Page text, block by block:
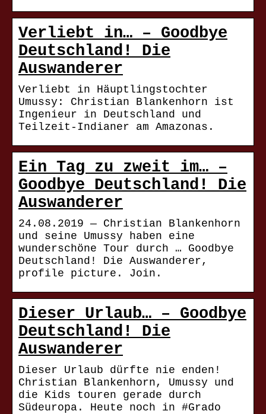
Verliebt in… – Goodbye
Deutschland! Die
Auswanderer
Verliebt in Häuptlingstochter
Umussy: Christian Blankenhorn ist
Ingenieur in Deutschland und
Teilzeit-Indianer am Amazonas.
Ein Tag zu zweit im… –
Goodbye Deutschland! Die
Auswanderer
24.08.2019 — Christian Blankenhorn
und seine Umussy haben eine
wunderschöne Tour durch … Goodbye
Deutschland! Die Auswanderer,
profile picture. Join.
Dieser Urlaub… – Goodbye
Deutschland! Die
Auswanderer
Dieser Urlaub dürfte nie enden!
Christian Blankenhorn, Umussy und
die Kids touren gerade durch
Südeuropa. Heute noch in #Grado